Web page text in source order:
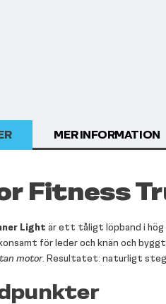
Fitness
Light är ett tåligt löpband i hög
för leder och knän och
motor. Resultatet: naturligt steg
MER INFORMATION